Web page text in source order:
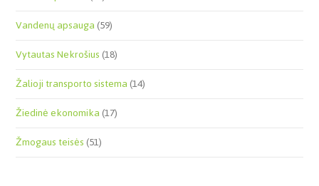
Vandenų apsauga(59)
Vytautas Nekrošius(18)
Žalioji transporto sistema(14)
Žiedinė ekonomika(17)
Žmogaus teisės(51)